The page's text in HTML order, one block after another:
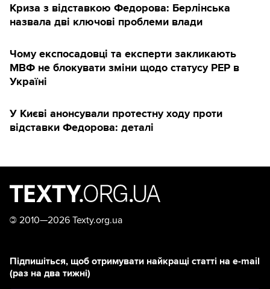
Криза з відставкою Федорова: Берлінська
назвала дві ключові проблеми влади
Чому експосадовці та експерти закликають
МВФ не блокувати зміни щодо статусу PEP в
Україні
У Києві анонсували протестну ходу проти
відставки Федорова: деталі
© 2010—2026 Texty.org.ua
Підпишіться, щоб отримувати найкращі статті на e-mail
(раз на два тижні)